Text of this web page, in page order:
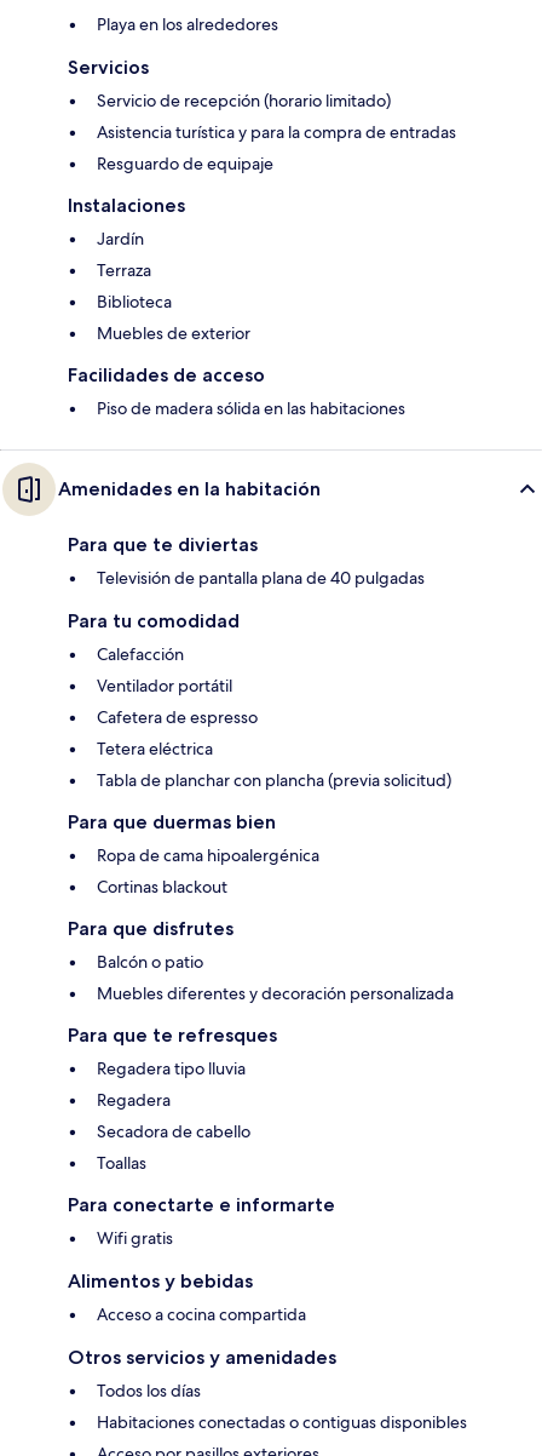
Playa en los alrededores
Servicios
Servicio de recepción (horario limitado)
Asistencia turística y para la compra de entradas
Resguardo de equipaje
Instalaciones
Jardín
Terraza
Biblioteca
Muebles de exterior
Facilidades de acceso
Piso de madera sólida en las habitaciones
Amenidades en la habitación
Para que te diviertas
Televisión de pantalla plana de 40 pulgadas
Para tu comodidad
Calefacción
Ventilador portátil
Cafetera de espresso
Tetera eléctrica
Tabla de planchar con plancha (previa solicitud)
Para que duermas bien
Ropa de cama hipoalergénica
Cortinas blackout
Para que disfrutes
Balcón o patio
Muebles diferentes y decoración personalizada
Para que te refresques
Regadera tipo lluvia
Regadera
Secadora de cabello
Toallas
Para conectarte e informarte
Wifi gratis
Alimentos y bebidas
Acceso a cocina compartida
Otros servicios y amenidades
Todos los días
Habitaciones conectadas o contiguas disponibles